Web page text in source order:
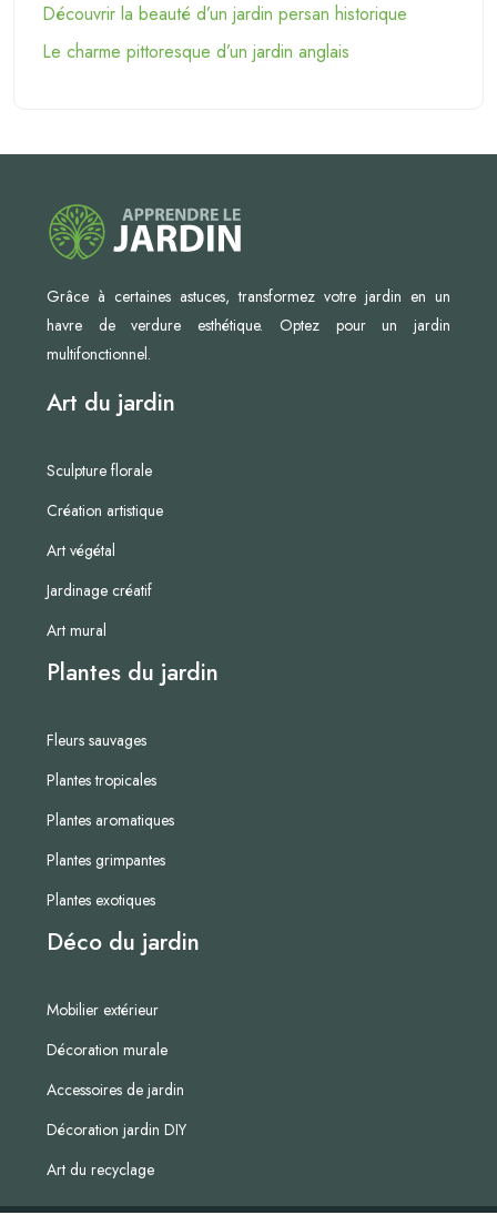
Découvrir la beauté d’un jardin persan historique
Le charme pittoresque d’un jardin anglais
Grâce à certaines astuces, transformez votre jardin en un
havre de verdure esthétique. Optez pour un jardin
multifonctionnel.
Art du jardin
Sculpture florale
Création artistique
Art végétal
Jardinage créatif
Art mural
Plantes du jardin
Fleurs sauvages
Plantes tropicales
Plantes aromatiques
Plantes grimpantes
Plantes exotiques
Déco du jardin
Mobilier extérieur
Décoration murale
Accessoires de jardin
Décoration jardin DIY
Art du recyclage